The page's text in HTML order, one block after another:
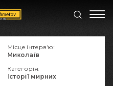
Місце інтерв'ю:
Миколаїв
Категорія:
Історії мирних